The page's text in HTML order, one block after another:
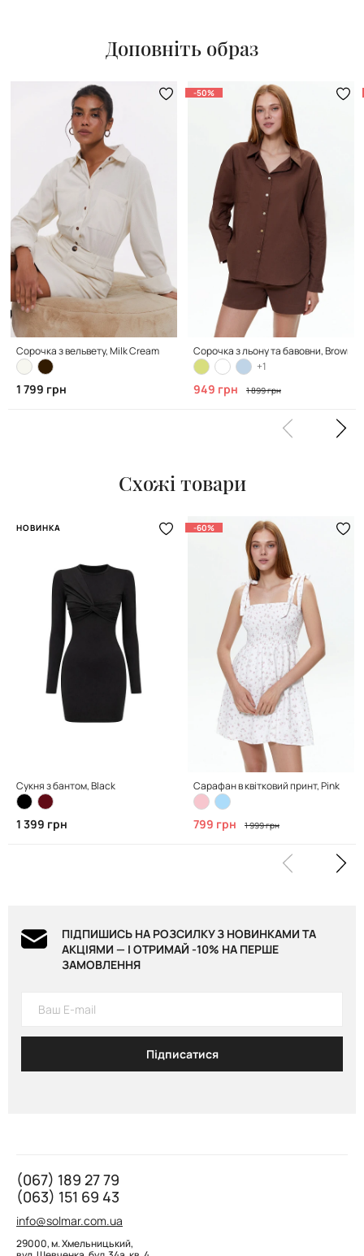
Доповніть образ
Сорочка з вельвету, Milk Cream
1 799 грн
-50%
Сорочка з льону та бавовни, Brown
+1
949 грн 1 899 грн
Схожі товари
НОВИНКА
Сукня з бантом, Black
1 399 грн
-60%
Сарафан в квітковий принт, Pink
799 грн 1 999 грн
ПІДПИШИСЬ НА РОЗСИЛКУ З НОВИНКАМИ ТА
АКЦІЯМИ — І ОТРИМАЙ -10% НА ПЕРШЕ
ЗАМОВЛЕННЯ
Підписатися
(067) 189 27 79
(063) 151 69 43
info@solmar.com.ua
29000, м. Хмельницький,